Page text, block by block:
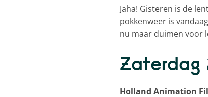
Jaha! Gisteren is de
pokkenweer is
nu maar duimen voor
Zaterdag
Holland Animation